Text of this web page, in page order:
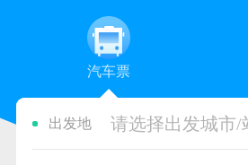
汽车票
出发地 请选择出发城市/